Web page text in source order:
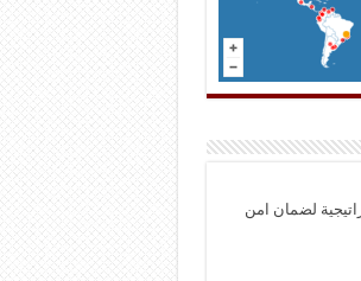
لضمان امن